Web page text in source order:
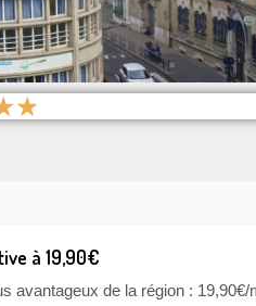
★
à 19,90€
avantageux de la région :